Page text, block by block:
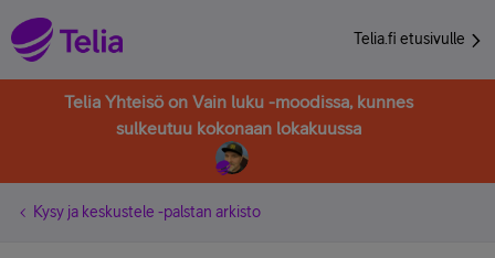
Telia.fi etusivulle
Telia Yhteisö on Vain luku -moodissa, kunnes
sulkeutuu kokonaan lokakuussa
Kysy ja keskustele -palstan arkisto